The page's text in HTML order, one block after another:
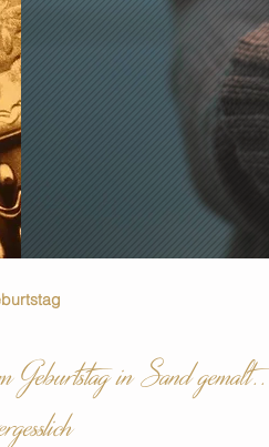
Geburtstag in Sand